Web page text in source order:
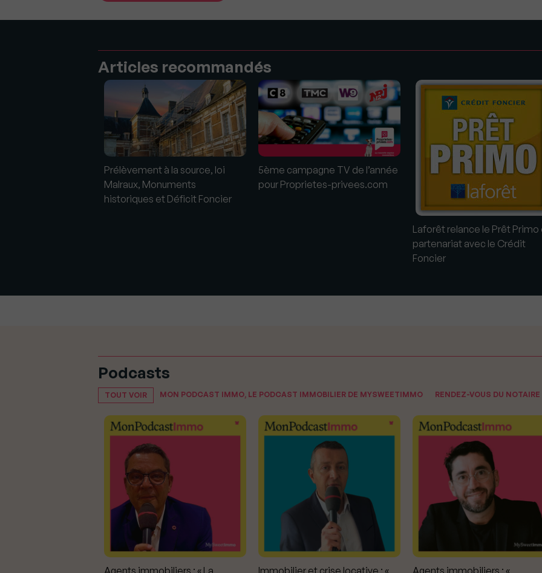
Articles recommandés
Prélèvement à la source, loi
Malraux, Monuments
historiques et Déficit Foncier
5ème campagne TV de l’année
pour Proprietes-privees.com
Laforêt relance le Prêt Primo
partenariat avec le Crédit
Foncier
Podcasts
TOUT VOIR MON PODCAST IMMO, LE PODCAST IMMOBILIER DE MYSWEETIMMO RENDEZ-VOUS DU NOTAIRE
Agents immobiliers : « La Immobilier et crise locative : « Agents immobiliers : «